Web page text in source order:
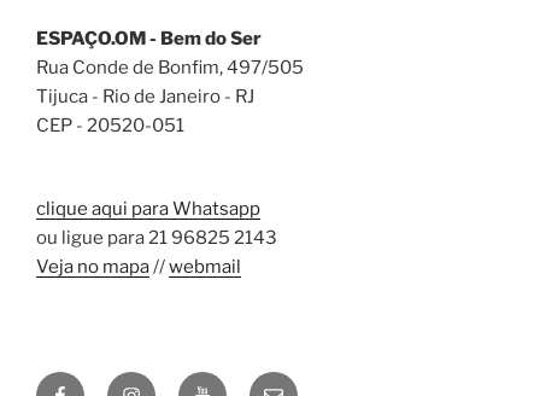
ESPAÇO.OM - Bem do Ser
Rua Conde de Bonfim, 497/505
Tijuca - Rio de Janeiro - RJ
CEP - 20520-051
clique aqui para Whatsapp
ou ligue para 21 96825 2143
Veja no mapa//webmail
FacebookInstagramYouTubeE-